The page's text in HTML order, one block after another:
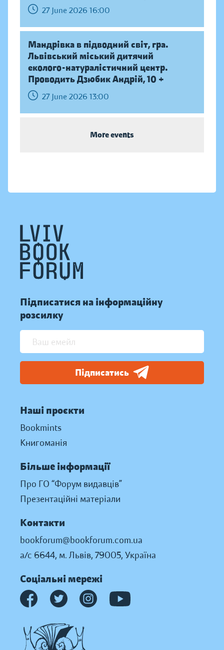
27 June 2026 16:00
Мандрівка в підводний світ, гра.
Львівський міський дитячий
еколого-натуралістичний центр.
Проводить Дзюбик Андрій, 10 +
27 June 2026 13:00
More events
Підписатися на інформаційну
розсилку
Підписатись
Наші проєкти
Bookmints
Книгоманія
Більше інформації
Про ГО “Форум видавців”
Презентаційні матеріали
Контакти
bookforum@bookforum.com.ua
а/с 6644, м. Львів, 79005, Україна
Соціальні мережі